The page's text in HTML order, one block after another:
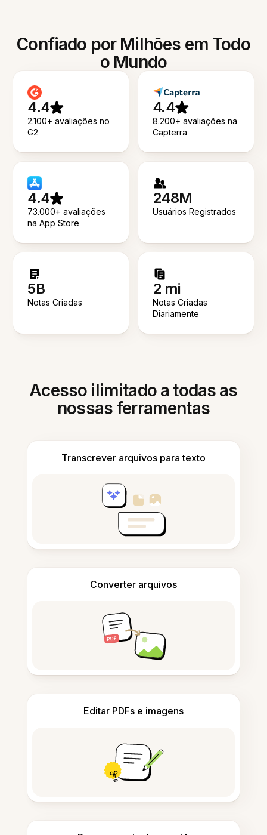
Confiado por Milhões em Todo
o Mundo
4.4
2.100+ avaliações no
G2
4.4
8.200+ avaliações na
Capterra
4.4
73.000+ avaliações
na App Store
248M
Usuários Registrados
5B
Notas Criadas
2 mi
Notas Criadas
Diariamente
Acesso ilimitado a todas as
nossas ferramentas
Transcrever arquivos para texto
Converter arquivos
Editar PDFs e imagens